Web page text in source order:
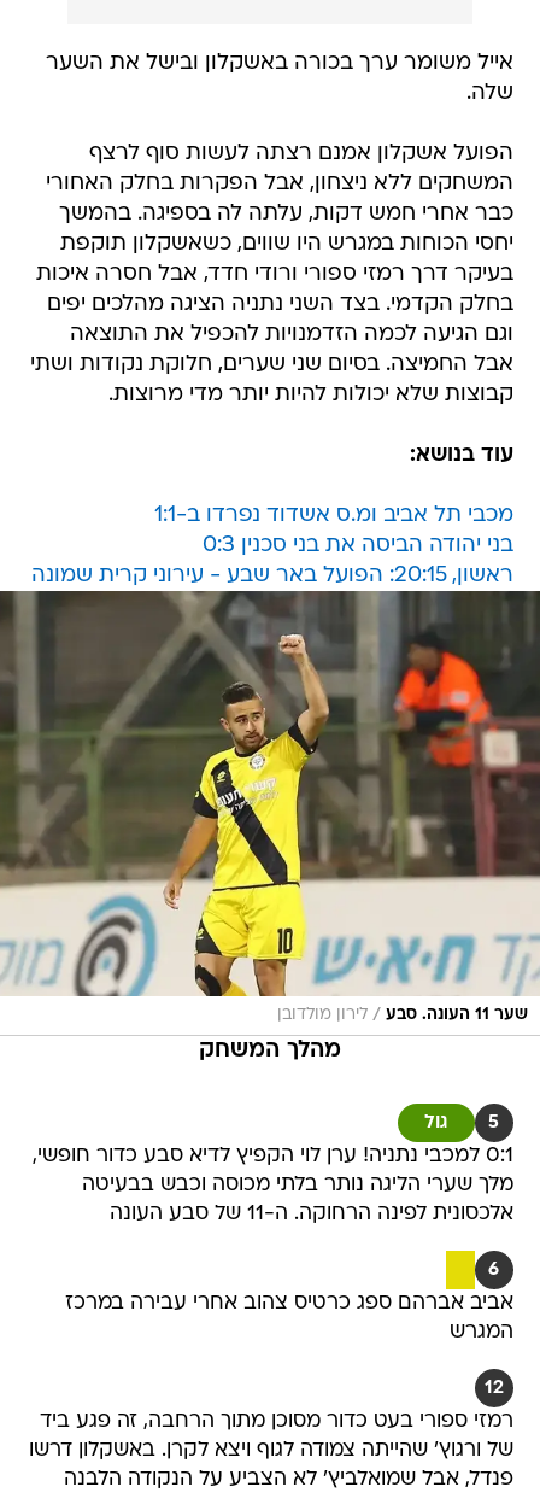
אייל משומר ערך בכורה באשקלון ובישל את השער
שלה.
הפועל אשקלון אמנם רצתה לעשות סוף לרצף
המשחקים ללא ניצחון, אבל הפקרות בחלק האחורי
כבר אחרי חמש דקות, עלתה לה בספיגה. בהמשך
יחסי הכוחות במגרש היו שווים, כשאשקלון תוקפת
בעיקר דרך רמזי ספורי ורודי חדד, אבל חסרה איכות
בחלק הקדמי. בצד השני נתניה הציגה מהלכים יפים
וגם הגיעה לכמה הזדמנויות להכפיל את התוצאה
אבל החמיצה. בסיום שני שערים, חלוקת נקודות ושתי
קבוצות שלא יכולות להיות יותר מדי מרוצות.
עוד בנושא:
מכבי תל אביב ומ.ס אשדוד נפרדו ב-1:1
בני יהודה הביסה את בני סכנין 0:3
ראשון, 20:15: הפועל באר שבע - עירוני קרית שמונה
שער 11 העונה. סבע / לירון מולדובן
מהלך המשחק
5 גול
0:1 למכבי נתניה! ערן לוי הקפיץ לדיא סבע כדור חופשי,
מלך שערי הליגה נותר בלתי מכוסה וכבש בבעיטה
אלכסונית לפינה הרחוקה. ה-11 של סבע העונה
6
אביב אברהם ספג כרטיס צהוב אחרי עבירה במרכז
המגרש
12
רמזי ספורי בעט כדור מסוכן מתוך הרחבה, זה פגע ביד
של ורגוץ' שהייתה צמודה לגוף ויצא לקרן. באשקלון דרשו
פנדל, אבל שמואלביץ' לא הצביע על הנקודה הלבנה